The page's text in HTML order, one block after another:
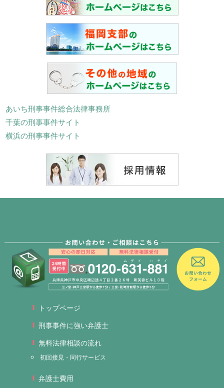
あいち刑事事件総合法律事務所
千葉の刑事事件サイト
横浜の刑事事件サイト
トップページ
刑事事件に強い弁護士
無料法律相談の流れ
初回接見・同行サービス
弁護士費用